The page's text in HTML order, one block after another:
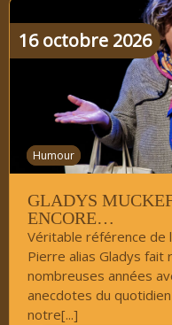
Humour
16 octobre 2026
GLADYS
ENCORE…
Véritable référence de
Pierre alias Gladys fait
nombreuses années
anecdotes du
notre[...]